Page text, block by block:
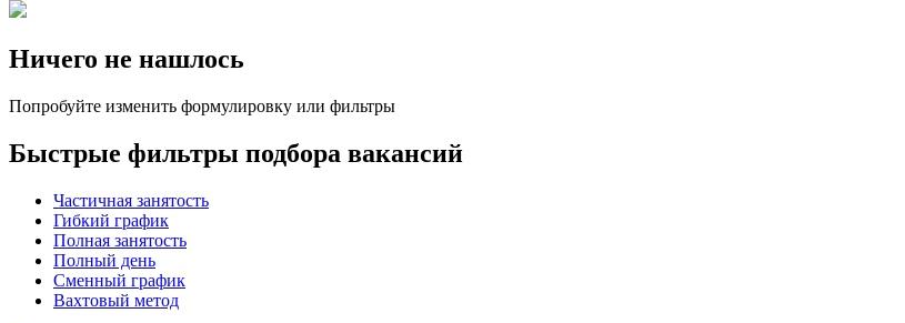
Ничего не нашлось
Попробуйте изменить формулировку или фильтры
Быстрые фильтры подбора вакансий
Частичная занятость
Гибкий график
Полная занятость
Полный день
Сменный график
Вахтовый метод